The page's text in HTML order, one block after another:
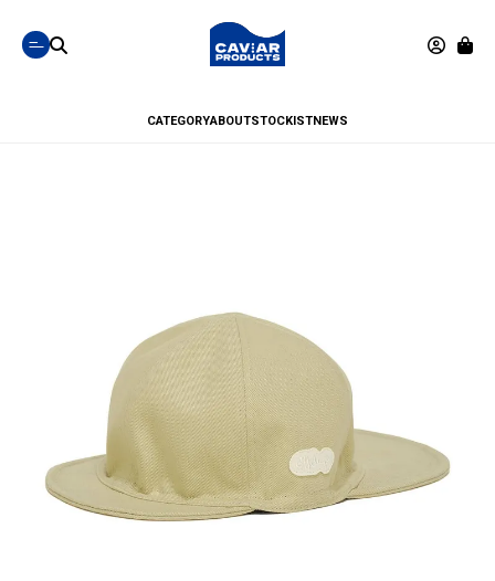
CATEGORYABOUTSTOCKISTNEWS